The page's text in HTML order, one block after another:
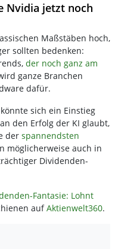
Nvidia jetzt noch
Maßstäben hoch,
sollten bedenken:
der noch ganz am
ganze Branchen
dafür.
sich ein Einstieg
den Erfolg der KI glaubt,
der spannendsten
möglicherweise auch in
Dividenden-
Fantasie: Lohnt
aufAktienwelt360.